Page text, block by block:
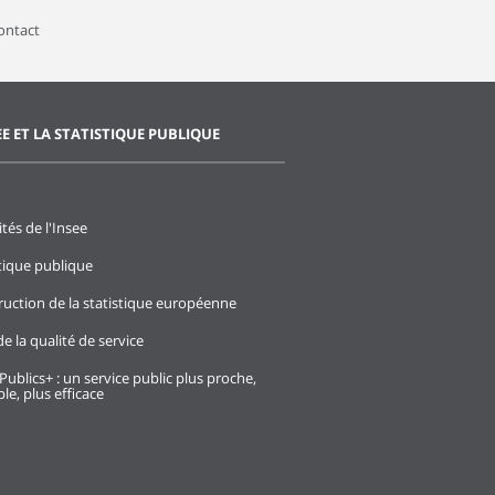
ET LA STATISTIQUE PUBLIQUE
de l'Insee
publique
de la statistique européenne
la qualité de service
: un service public plus proche,
plus efficace